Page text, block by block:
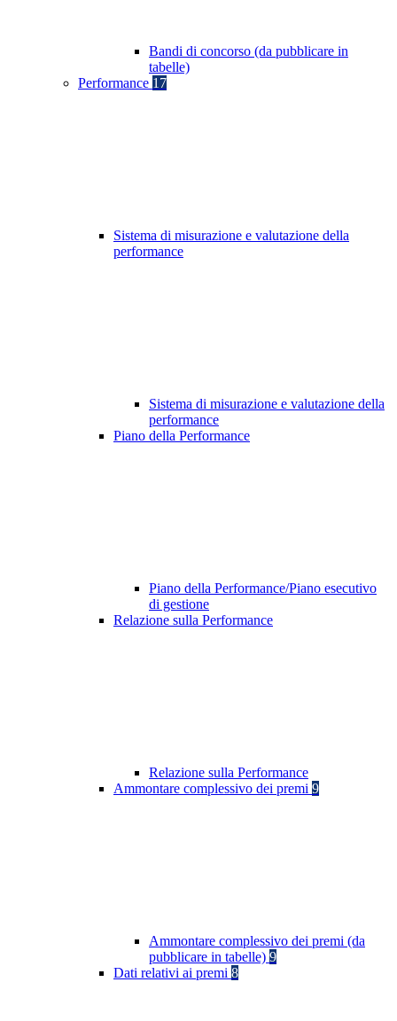
Bandi di concorso (da pubblicare in
tabelle)
Performance 17
Sistema di misurazione e valutazione della
performance
Sistema di misurazione e valutazione della
performance
Piano della Performance
Piano della Performance/Piano esecutivo
di gestione
Relazione sulla Performance
Relazione sulla Performance
Ammontare complessivo dei premi 9
Ammontare complessivo dei premi (da
pubblicare in tabelle) 9
Dati relativi ai premi 8